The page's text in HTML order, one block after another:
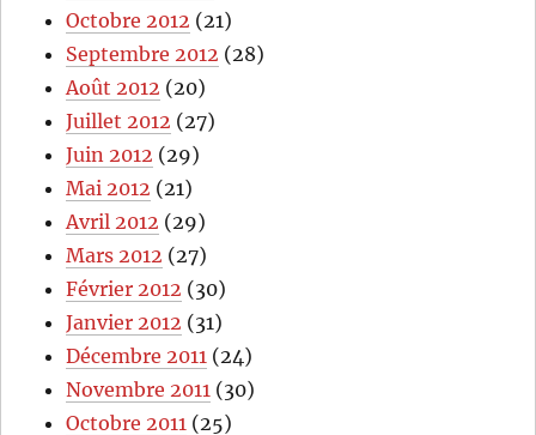
Octobre 2012 (21)
Septembre 2012 (28)
Août 2012 (20)
Juillet 2012 (27)
Juin 2012 (29)
Mai 2012 (21)
Avril 2012 (29)
Mars 2012 (27)
Février 2012 (30)
Janvier 2012 (31)
Décembre 2011 (24)
Novembre 2011 (30)
Octobre 2011 (25)